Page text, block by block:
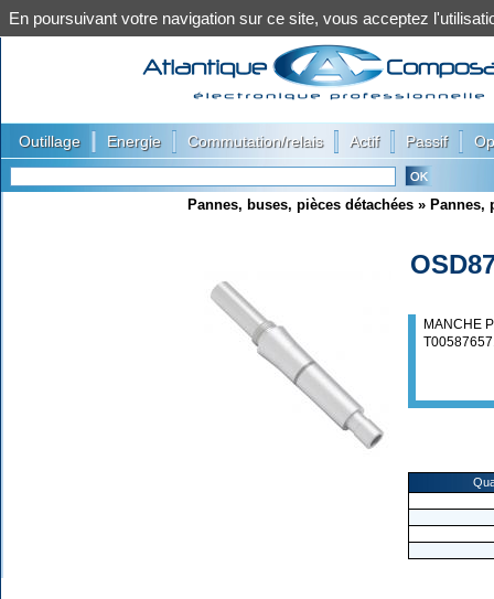
Outillage Energie Commutation/relais Actif Passif
Pannes, buses, pièces détachées » Pannes,
MANCHE
En poursuivant votre navigation sur ce site, vous acceptez